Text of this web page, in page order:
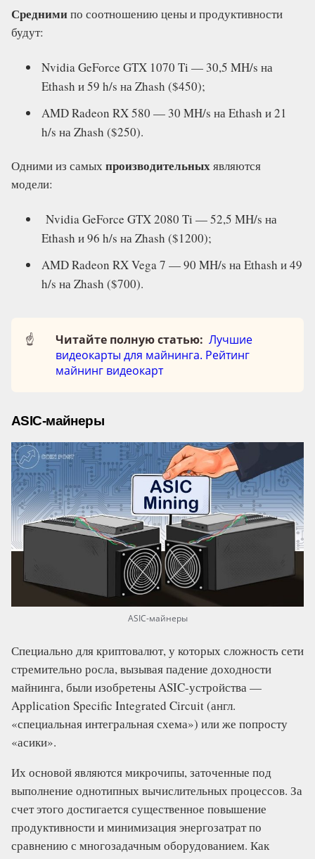
Среднимипо соотношению цены и продуктивности
будут:
Nvidia GeForce GTX 1070 Ti — 30,5 MH/s на
Ethash и 59 h/s на Zhash ($450);
AMD Radeon RX 580 — 30 MH/s на Ethash и 21
h/s на Zhash ($250).
Одними из самых производительныхявляются
модели:
Nvidia GeForce GTX 2080 Ti — 52,5 MH/s на
Ethash и 96 h/s на Zhash ($1200);
AMD Radeon RX Vega 7 — 90 MH/s на Ethash и 49
h/s на Zhash ($700).
☝️ Читайте полную статью: Лучшие
видеокарты для майнинга. Рейтинг
майнинг видеокарт
ASIC-майнеры
ASIC-майнеры
Специально для криптовалют, у которых сложность сети
стремительно росла, вызывая падение доходности
майнинга, были изобретены ASIC-устройства —
Application Specific Integrated Circuit (англ.
«специальная интегральная схема») или же попросту
«асики».
Их основой являются микрочипы, заточенные под
выполнение однотипных вычислительных процессов. За
счет этого достигается существенное повышение
продуктивности и минимизация энергозатрат по
сравнению с многозадачным оборудованием. Как